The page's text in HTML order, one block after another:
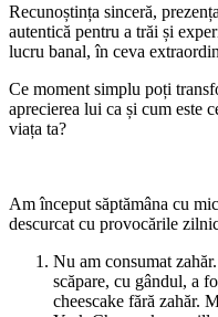
Recunoștința sinceră,
autentică pentru a trăi și
lucru banal, în ceva
Ce moment simplu poți
aprecierea lui ca și cum este
viața ta?
Am început săptămâna cu
descurcat cu provocările
Nu am consumat
scăpare, cu gândul, a
cheescake fără zahăr.